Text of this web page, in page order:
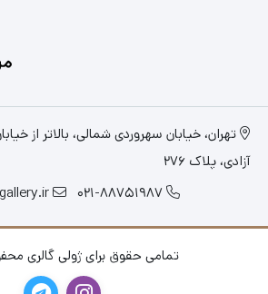
تهران، خیابان سهروردی شمالی، بالاتر از
آزادی، پلاک 276
021-88751987
تمامی حقوق برای ژولی گالری